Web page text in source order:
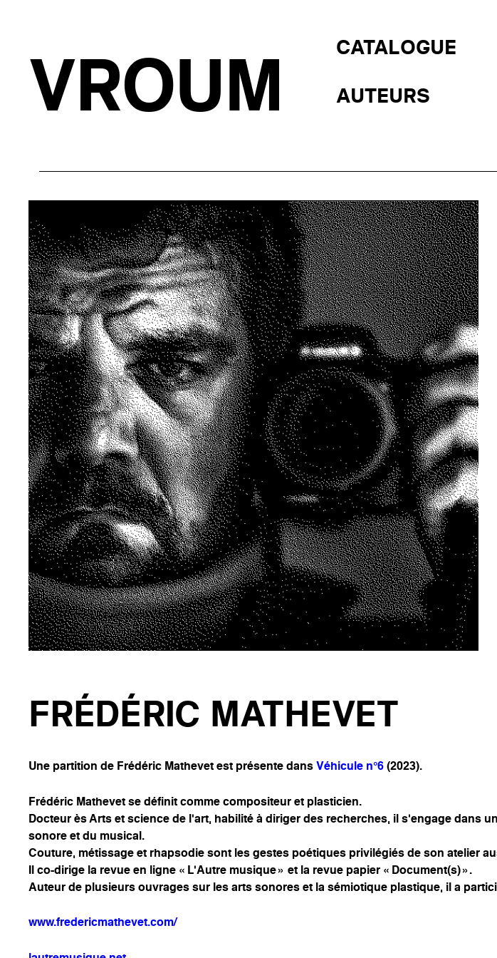
VROUM CATALOGUE
AUTEURS
FRÉDÉRIC MATHEVET
Une partition de Frédéric Mathevet est présente dansVéhicule n°6(2023).
Frédéric Mathevet se définit comme compositeur et plasticien.
Docteur ès Arts et science de l’art, habilité à diriger des recherches, il s’engage
sonore et du musical.
Couture, métissage et rhapsodie sont les gestes poétiques privilégiés de son atelier
Il co-dirige la revue en ligne « L’Autre musique » et la revue papier « Document(s) ».
Auteur de plusieurs ouvrages sur les arts sonores et la sémiotique plastique, il a
www.fredericmathevet.com/